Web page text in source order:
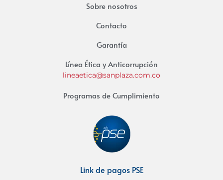
Sobre nosotros
Contacto
Garantía
Línea Ética y Anticorrupción
lineaetica@sanplaza.com.co
Programas de Cumplimiento
Link de pagos PSE